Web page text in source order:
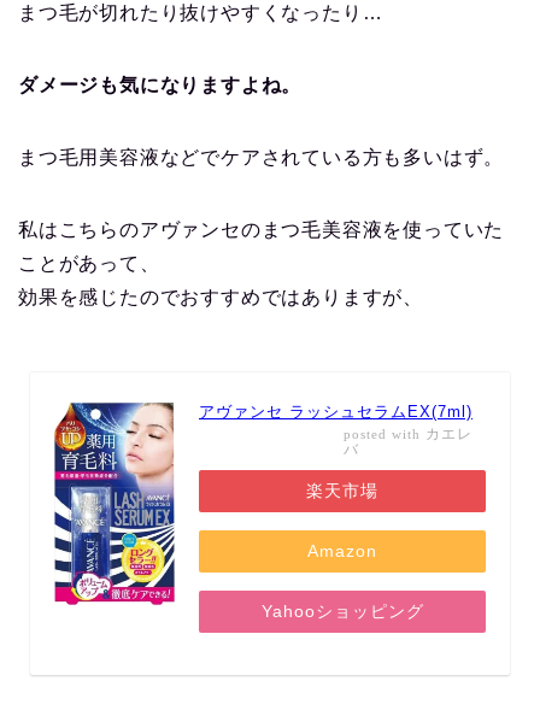
まつ毛が切れたり抜けやすくなったり…
ダメージも気になりますよね。
まつ毛用美容液などでケアされている方も多いはず。
私はこちらのアヴァンセのまつ毛美容液を使っていた
ことがあって、
効果を感じたのでおすすめではありますが、
アヴァンセ ラッシュセラムEX(7ml)
posted with カエレ
バ
楽天市場
Amazon
Yahooショッピング